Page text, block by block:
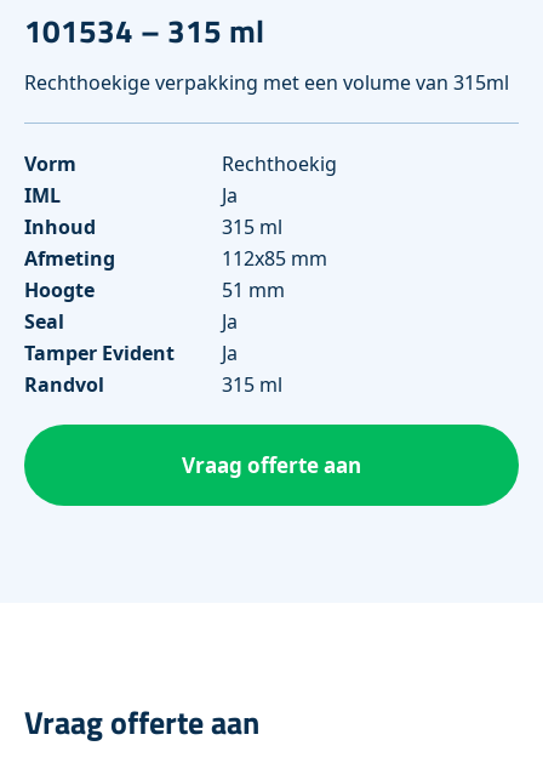
101534 – 315 ml
Rechthoekige verpakking met een volume van 315ml
Vorm
Rechthoekig
IML
Ja
Inhoud
315 ml
Afmeting
112x85 mm
Hoogte
51 mm
Seal
Ja
Tamper Evident
Ja
Randvol
315 ml
Vraag offerte aan
Vraag offerte aan